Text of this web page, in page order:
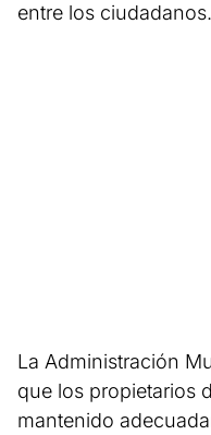
entre los ciudadanos.
La Administración
que los propietarios
mantenido